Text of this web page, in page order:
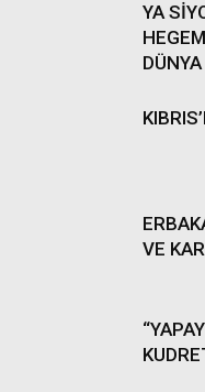
YA
DÜNYA
VE